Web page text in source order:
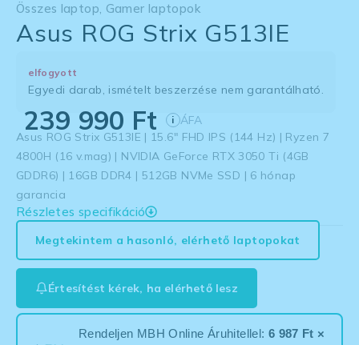
Összes laptop, Gamer laptopok
Asus ROG Strix G513IE
elfogyott
Egyedi darab, ismételt beszerzése nem garantálható.
239 990 Ft i ÁFA
Asus ROG Strix G513IE | 15.6″ FHD IPS (144 Hz) | Ryzen 7
4800H (16 v.mag) | NVIDIA GeForce RTX 3050 Ti (4GB
GDDR6) | 16GB DDR4 | 512GB NVMe SSD | 6 hónap
garancia
Részletes specifikáció
Megtekintem a hasonló, elérhető laptopokat
Értesítést kérek, ha elérhető lesz
Rendeljen MBH Online Áruhitellel: 6 987 Ft ×